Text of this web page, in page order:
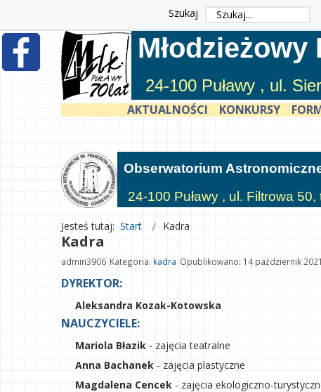
Szukaj
24-100 Puławy , ul.
AKTUALNOŚCI KONKURSY
Obserwatorium
24-100 Puławy , ul. Filtrowa
Jesteś tutaj: Start Kadra
Kadra
admin3906 Kategoria: kadra Opublikowano: 14 październik 2021
DYREKTOR:
Aleksandra Kozak-Kotowska
NAUCZYCIELE:
Mariola Błazik - zajęcia teatralne
Anna Bachanek - zajęcia plastyczne
Magdalena Cencek - zajęcia ekologiczno-